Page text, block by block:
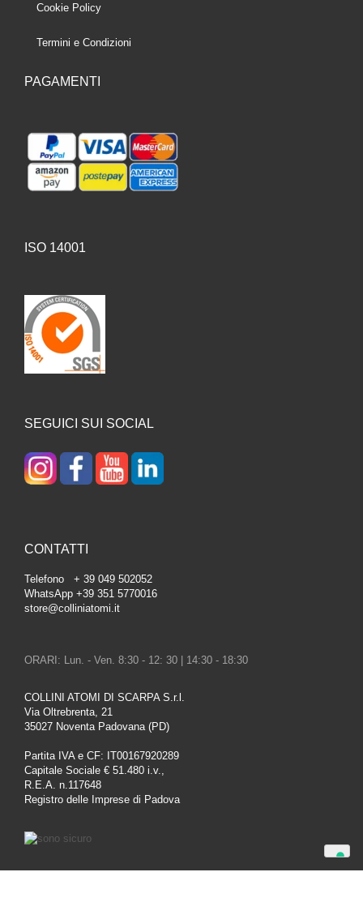
Cookie Policy
Termini e Condizioni
PAGAMENTI
ISO 14001
SEGUICI SUI SOCIAL
CONTATTI
Telefono + 39 049 502052
WhatsApp +39 351 5770016
store@colliniatomi.it
ORARI: Lun. - Ven. 8:30 - 12: 30 | 14:30 - 18:30
COLLINI ATOMI DI SCARPA S.r.l.
Via Oltrebrenta, 21
35027 Noventa Padovana (PD)
Partita IVA e CF: IT00167920289
Capitale Sociale € 51.480 i.v.,
R.E.A. n.117648
Registro delle Imprese di Padova